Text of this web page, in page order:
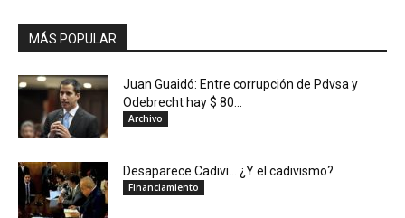
MÁS POPULAR
Juan Guaidó: Entre corrupción de Pdvsa y
Odebrecht hay $ 80...
Archivo
Desaparece Cadivi… ¿Y el cadivismo?
Financiamiento